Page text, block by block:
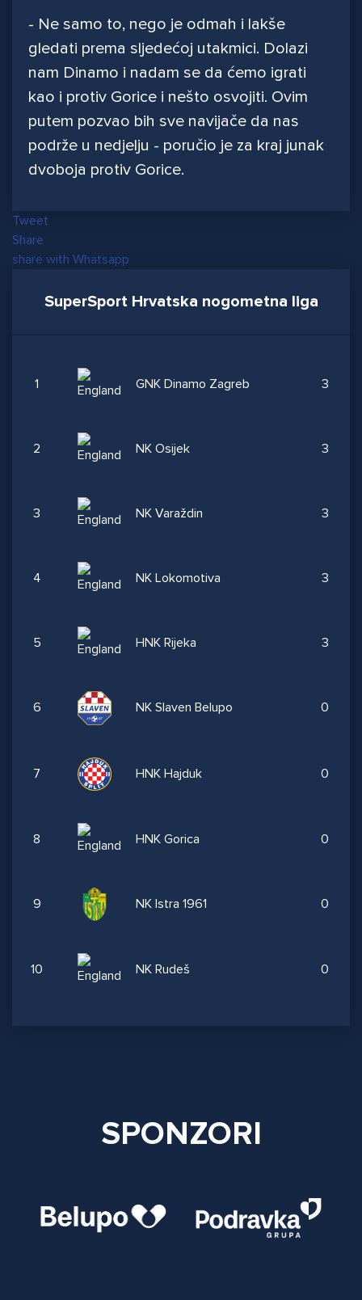
- Ne samo to, nego je odmah i lakše
gledati prema sljedećoj utakmici. Dolazi
nam Dinamo i nadam se da ćemo igrati
kao i protiv Gorice i nešto osvojiti. Ovim
putem pozvao bih sve navijače da nas
podrže u nedjelju - poručio je za kraj junak
dvoboja protiv Gorice.
Tweet
Share
share with Whatsapp
SuperSport Hrvatska nogometna liga
1 GNK Dinamo Zagreb 3
2 NK Osijek 3
3 NK Varaždin 3
4 NK Lokomotiva 3
5 HNK Rijeka 3
6 NK Slaven Belupo 0
7 HNK Hajduk 0
8 HNK Gorica 0
9 NK Istra 1961 0
10 NK Rudeš 0
SPONZORI